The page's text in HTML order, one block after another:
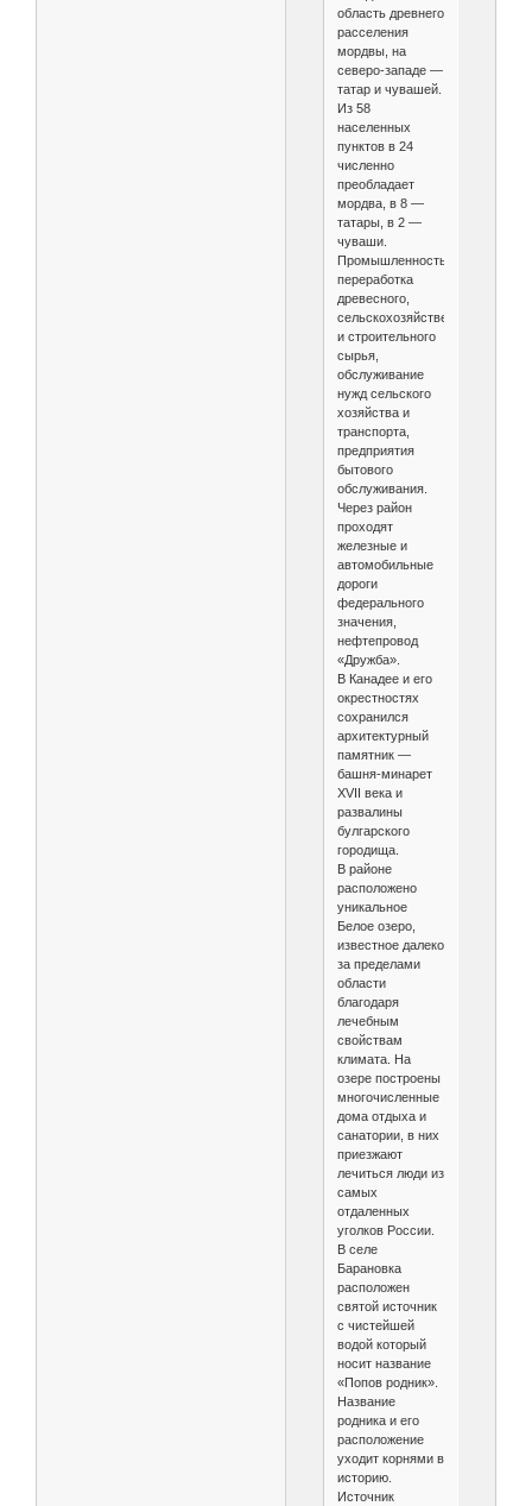
область древнего
расселения
мордвы, на
северо-западе —
татар и чувашей.
Из 58
населенных
пунктов в 24
численно
преобладает
мордва, в 8 —
татары, в 2 —
чуваши.
Промышленность:
переработка
древесного,
сельскохозяйственного
и строительного
сырья,
обслуживание
нужд сельского
хозяйства и
транспорта,
предприятия
бытового
обслуживания.
Через район
проходят
железные и
автомобильные
дороги
федерального
значения,
нефтепровод
«Дружба».
В Канадее и его
окрестностях
сохранился
архитектурный
памятник —
башня-минарет
XVII века и
развалины
булгарского
городища.
В районе
расположено
уникальное
Белое озеро,
известное далеко
за пределами
области
благодаря
лечебным
свойствам
климата. На
озере построены
многочисленные
дома отдыха и
санатории, в них
приезжают
лечиться люди из
самых
отдаленных
уголков России.
В селе
Барановка
расположен
святой источник
с чистейшей
водой который
носит название
«Попов родник».
Название
родника и его
расположение
уходит корнями в
историю.
Источник